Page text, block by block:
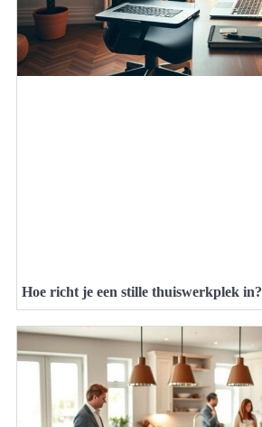
Hoe richt je een stille thuiswerkplek in?